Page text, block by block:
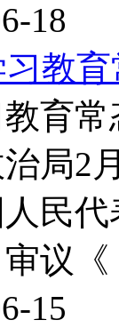
18
教
常
2月
民
审议
15